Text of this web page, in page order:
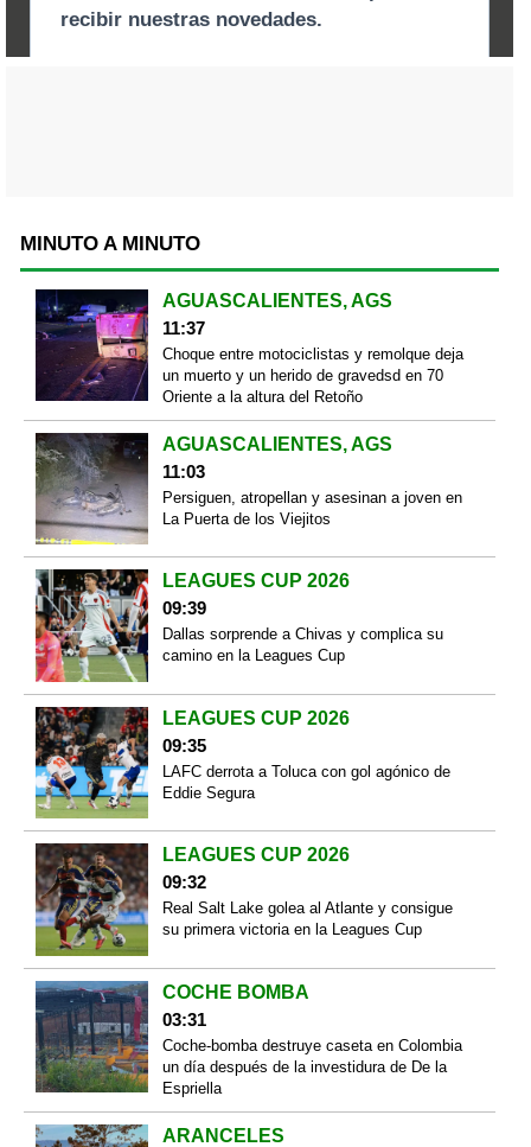
MINUTO A MINUTO
AGUASCALIENTES, AGS
11:37
Choque entre motociclistas y remolque deja
un muerto y un herido de gravedsd en 70
Oriente a la altura del Retoño
AGUASCALIENTES, AGS
11:03
Persiguen, atropellan y asesinan a joven en
La Puerta de los Viejitos
LEAGUES CUP 2026
09:39
Dallas sorprende a Chivas y complica su
camino en la Leagues Cup
LEAGUES CUP 2026
09:35
LAFC derrota a Toluca con gol agónico de
Eddie Segura
LEAGUES CUP 2026
09:32
Real Salt Lake golea al Atlante y consigue
su primera victoria en la Leagues Cup
COCHE BOMBA
03:31
Coche-bomba destruye caseta en Colombia
un día después de la investidura de De la
Espriella
ARANCELES